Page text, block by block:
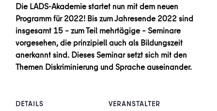
Die LADS-Akademie startet nun mit dem neuen
Programm für 2022! Bis zum Jahresende 2022 sind
insgesamt 15 – zum Teil mehrtägige – Seminare
vorgesehen, die prinzipiell auch als Bildungszeit
anerkannt sind. Dieses Seminar setzt sich mit den
Themen Diskriminierung und Sprache auseinander.
DETAILS
VERANSTALTER